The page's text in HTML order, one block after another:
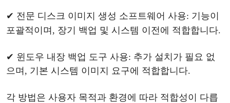
✔ 전문 디스크 이미지 생성 소프트웨어 사용: 기능이
포괄적이며, 장기 백업 및 시스템 이전 에 적합합니다.
✔ 윈도우 내장 백업 도구 사용: 추가 설치가 필요 없
으며, 기본 시스템 이미지 요구에 적합합니다.
각 방법은 사용자 목적과 환경에 따라 적합성이 다릅